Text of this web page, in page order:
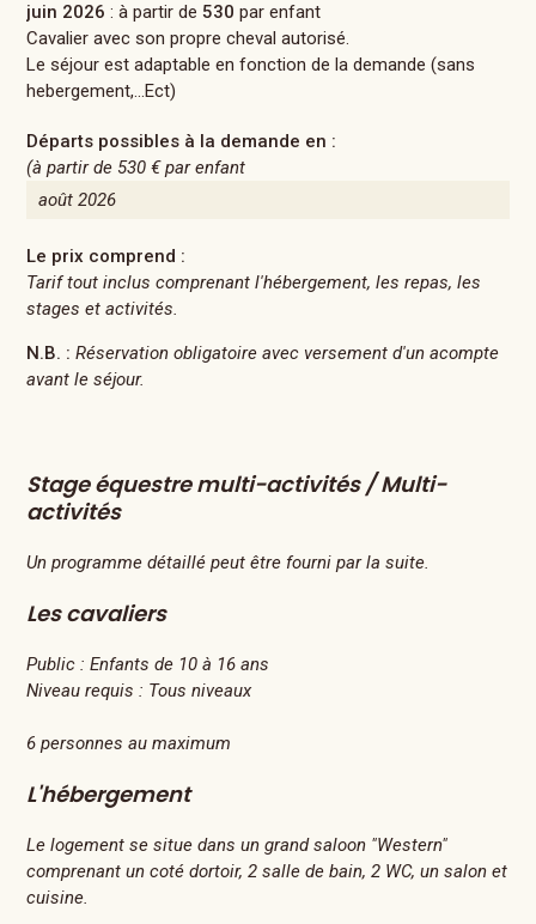
juin 2026 : à partir de530 par enfant
Cavalier avec son propre cheval autorisé.
Le séjour est adaptable en fonction de la demande (sans
hebergement,...Ect)
Départs possibles à la demande en :
(à partir de 530 €par enfant
août 2026
Le prix comprend :
Tarif tout inclus comprenant l'hébergement, les repas, les
stages et activités.
N.B. : Réservation obligatoire avec versement d'un acompte
avant le séjour.
Stage équestre multi-activités / Multi-
activités
Un programme détaillé peut être fourni par la suite.
Les cavaliers
Public : Enfants de 10 à 16 ans
Niveau requis : Tous niveaux
6 personnes au maximum
L'hébergement
Le logement se situe dans un grand saloon "Western"
comprenant un coté dortoir, 2 salle de bain, 2 WC, un salon et
cuisine.